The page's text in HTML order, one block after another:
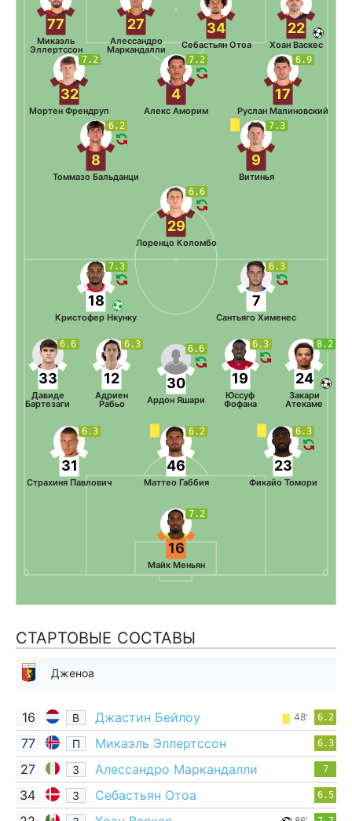
22
Хоан Васкес
34
Себастьян Отоа
27
Алессандро
Маркандалли
77
Микаэль
Эллертссон
6.9
17
Руслан Малиновский
7.2
4
Алекс Аморим
7.2
32
Мортен Френдруп
7.3
9
Витинья
6.2
8
Томмазо Бальданци
6.6
29
Лоренцо Коломбо
7.2
16
Майк Меньян
6.3
31
Страхиня Павлович
6.2
46
Маттео Габбия
6.3
23
Фикайо Томори
6.6
33
Давиде
Бартезаги
6.3
12
Адриен
Рабьо
6.6
30
Ардон Яшари
6.3
19
Юссуф
Фофана
8.2
24
Закари
Атекаме
7.3
18
Кристофер Нкунку
6.3
7
Сантьяго Хименес
СТАРТОВЫЕ СОСТАВЫ
Дженоа
16 В Джастин Бейлоу 48' 6.2
77 П Микаэль Эллертссон 6.3
27 З Алессандро Маркандалли 7
34 З Себастьян Отоа 6.5